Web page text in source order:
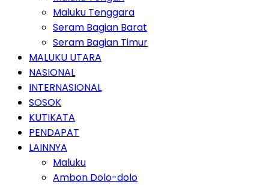
Maluku Tenggara
Seram Bagian Barat
Seram Bagian Timur
MALUKU UTARA
NASIONAL
INTERNASIONAL
SOSOK
KUTIKATA
PENDAPAT
LAINNYA
Maluku
Ambon Dolo-dolo